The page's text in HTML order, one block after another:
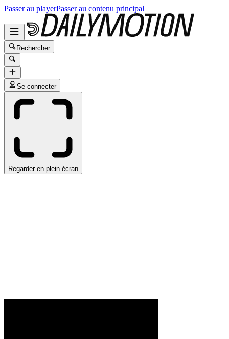
Passer au playerPasser au contenu principal
Rechercher
Se connecter
Regarder en plein écran